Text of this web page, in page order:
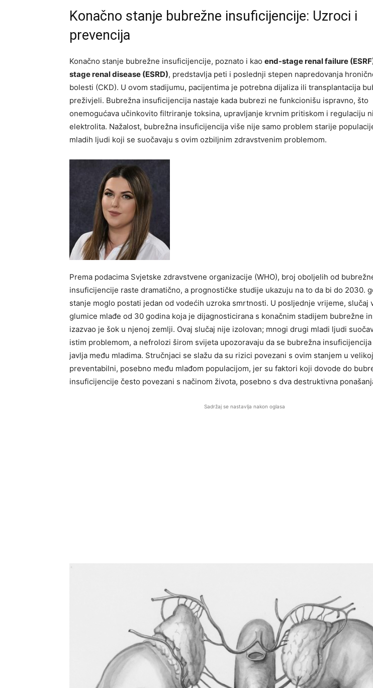
Konačno stanje bubrežne insuficijencije: Uzroci i
prevencija
Konačno stanje bubrežne insuficijencije, poznato i kao end-stage renal failure
stage renal disease (ESRD), predstavlja peti i poslednji stepen napredovanja
bolesti (CKD). U ovom stadijumu, pacijentima je potrebna dijaliza ili transplantacija
preživjeli. Bubrežna insuficijencija nastaje kada bubrezi ne funkcionišu ispravno, što
onemogućava učinkovito filtriranje toksina, upravljanje krvnim pritiskom i regulaciju
elektrolita. Nažalost, bubrežna insuficijencija više nije samo problem starije
mladih ljudi koji se suočavaju s ovim ozbiljnim zdravstvenim problemom.
Prema podacima Svjetske zdravstvene organizacije (WHO), broj oboljelih od
insuficijencije raste dramatično, a prognostičke studije ukazuju na to da bi do 2030.
stanje moglo postati jedan od vodećih uzroka smrtnosti. U posljednje vrijeme, slučaj
glumice mlađe od 30 godina koja je dijagnosticirana s konačnim stadijem bubrežne
izazvao je šok u njenoj zemlji. Ovaj slučaj nije izolovan; mnogi drugi mladi ljudi
istim problemom, a nefrolozi širom svijeta upozoravaju da se bubrežna
javlja među mladima. Stručnjaci se slažu da su rizici povezani s ovim stanjem u
preventabilni, posebno među mlađom populacijom, jer su faktori koji dovode do
insuficijencije često povezani s načinom života, posebno s dva destruktivna
Sadržaj se nastavlja nakon oglasa